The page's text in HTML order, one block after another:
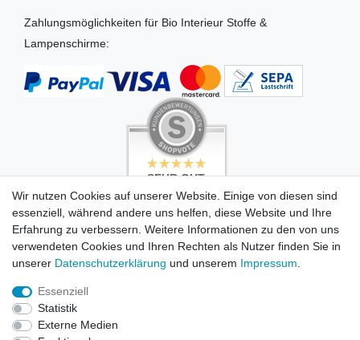
Zahlungsmöglichkeiten für Bio Interieur Stoffe &
Lampenschirme:
SEHR GUT
5 / 5
bei: dawanda.com,
dawanda.com,
google.de
SEHR GUT
4.99 / 5
bei: dawanda.com,
google.com
© Copyright 2026 Blue Octopus Design GmbH. Alle Rechte
vorbehalten.
Wir nutzen Cookies auf unserer Website. Einige von diesen sind
essenziell, während andere uns helfen, diese Website und Ihre
Erfahrung zu verbessern. Weitere Informationen zu den von uns
verwendeten Cookies und Ihren Rechten als Nutzer finden Sie in
unserer Daten­schutz­erklärung und unserem Impressum
Essenziell
Statistik
Externe Medien